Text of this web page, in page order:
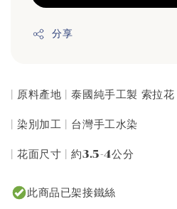
分享
| 原料產地 | 泰國純手工製 索拉花
| 染別加工 | 台灣手工水染
| 花面尺寸 | 約3.5-4公分
此商品已架接鐵絲